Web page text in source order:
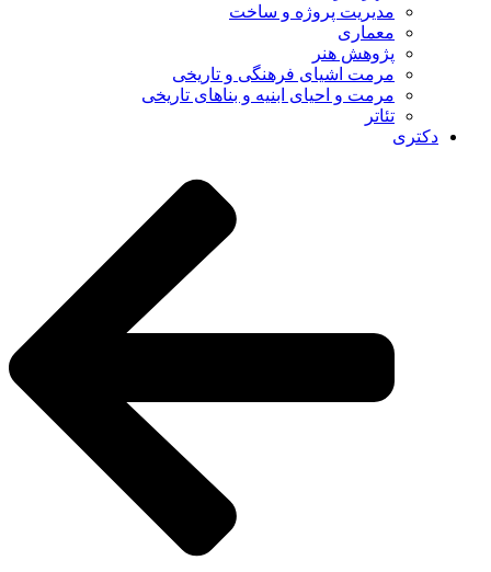
مدیریت پروژه و ساخت
معماری
پژوهش هنر
مرمت اشیای فرهنگی و تاریخی
مرمت و احیای ابنیه و بناهای تاریخی
تئاتر
دکتری